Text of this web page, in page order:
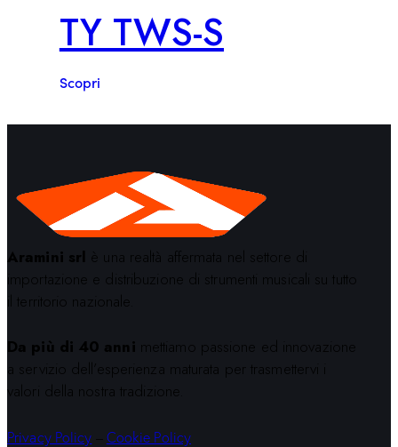
TY TWS-S
Scopri
Aramini srl è una realtà affermata nel settore di
importazione e distribuzione di strumenti musicali su tutto
il territorio nazionale.
Da più di 40 anni mettiamo passione ed innovazione
a servizio dell’esperienza maturata per trasmettervi i
valori della nostra tradizione.
Privacy Policy Cookie Policy